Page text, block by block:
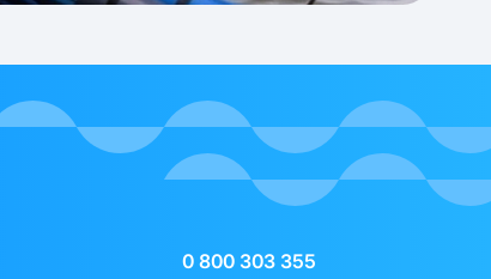
0 800 303 355